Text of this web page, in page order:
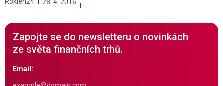
28. 4. 2016
Zapojte se do newsletteru o novinkách
ze světa finančních trhů.
Email: